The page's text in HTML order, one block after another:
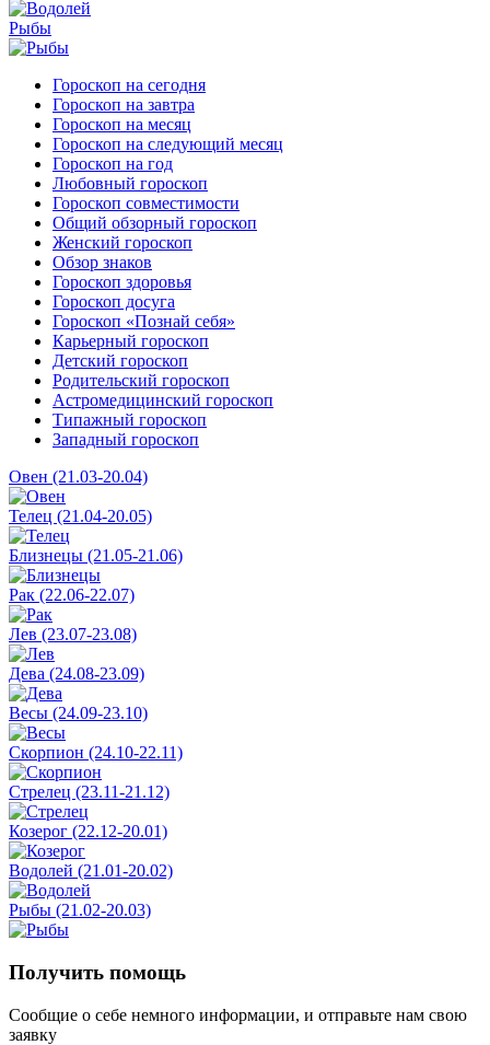
Рыбы
Гороскоп на сегодня
Гороскоп на завтра
Гороскоп на месяц
Гороскоп на следующий месяц
Гороскоп на год
Любовный гороскоп
Гороскоп совместимости
Общий обзорный гороскоп
Женский гороскоп
Обзор знаков
Гороскоп здоровья
Гороскоп досуга
Гороскоп «Познай себя»
Карьерный гороскоп
Детский гороскоп
Родительский гороскоп
Астромедицинский гороскоп
Типажный гороскоп
Западный гороскоп
Овен (21.03-20.04)
Телец (21.04-20.05)
Близнецы (21.05-21.06)
Рак (22.06-22.07)
Лев (23.07-23.08)
Дева (24.08-23.09)
Весы (24.09-23.10)
Скорпион (24.10-22.11)
Стрелец (23.11-21.12)
Козерог (22.12-20.01)
Водолей (21.01-20.02)
Рыбы (21.02-20.03)
Получить помощь
Сообщие о себе немного информации, и отправьте нам свою
заявку